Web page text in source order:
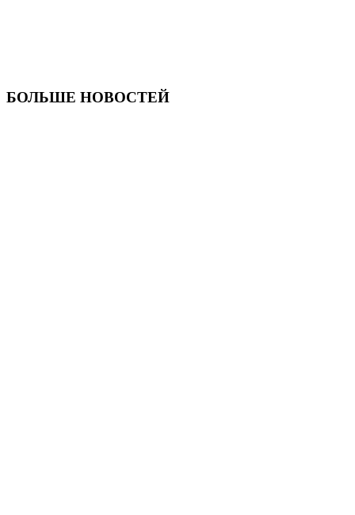
БОЛЬШЕ НОВОСТЕЙ